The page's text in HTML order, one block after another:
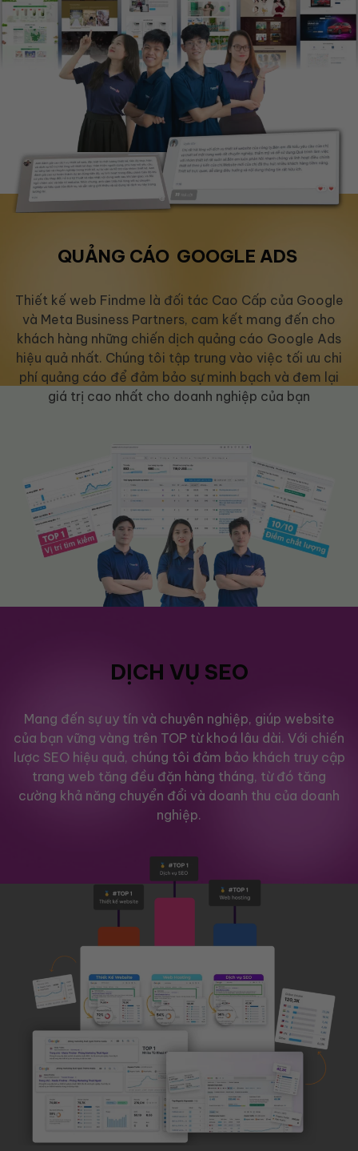
QUẢNG CÁO GOOGLE ADS
Thiết kế web Findme là đối tác Cao Cấp của Google
và Meta Business Partners, cam kết mang đến cho
khách hàng những chiến dịch quảng cáo Google Ads
hiệu quả nhất. Chúng tôi tập trung vào việc tối ưu chi
phí quảng cáo để đảm bảo sự minh bạch và đem lại
giá trị cao nhất cho doanh nghiệp của bạn
DỊCH VỤ SEO
Mang đến sự uy tín và chuyên nghiệp, giúp website
của bạn vững vàng trên TOP từ khoá lâu dài. Với chiến
lược SEO hiệu quả, chúng tôi đảm bảo khách truy cập
trang web tăng đều đặn hàng tháng, từ đó tăng
cường khả năng chuyển đổi và doanh thu của doanh
nghiệp.